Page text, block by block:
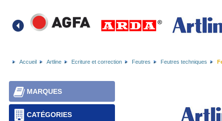
Accueil Artline Ecriture et correction Feutres Feutres techniques
CATÉGORIES
MARQUES